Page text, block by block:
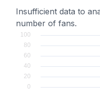
Insufficient data to
number of fans.